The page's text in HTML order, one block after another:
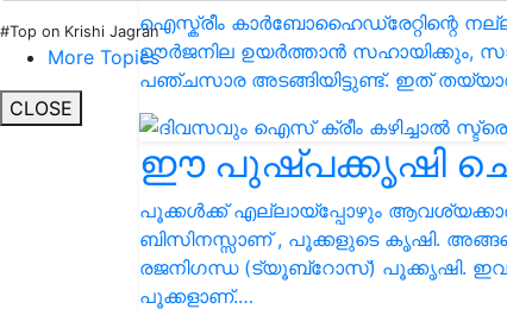
#Top on Krishi Jagran
More Topics
CLOSE
ഐസ്ക്രീം കാർബോഹൈഡ്രേറ്റിന്റെ
ഊർജനില ഉയർത്താൻ സഹായിക്കും,
പഞ്ചസാര അടങ്ങിയിട്ടുണ്ട്. ഇത്
ഈ പുഷ്പക്കൃഷി
പൂക്കൾക്ക് എല്ലായ്‌പ്പോഴും
ബിസിനസ്സാണ് , പൂക്കളുടെ കൃഷി.
രജനിഗന്ധ (ട്യൂബ്റോസ്) പൂക്കൃഷി.
പൂക്കളാണ്.…